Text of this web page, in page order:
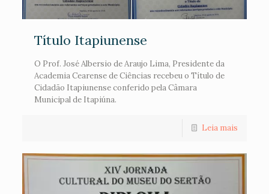
Título Itapiunense
O Prof. José Albersio de Araujo Lima, Presidente da
Academia Cearense de Ciências recebeu o Título de
Cidadão Itapiunense conferido pela Câmara
Municipal de Itapiúna.
Leia mais